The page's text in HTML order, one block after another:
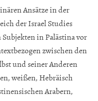
Ansätze in der
der Israel Studies
in Palästina vor
zwischen den
und seiner Anderen
weißen, Hebräisch
Arabern,